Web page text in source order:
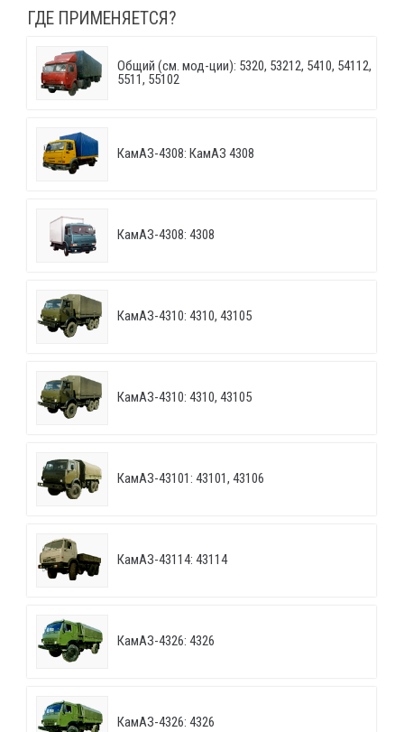
ГДЕ ПРИМЕНЯЕТСЯ?
Общий (см. мод-ции): 5320, 53212, 5410, 54112,
5511, 55102
КамАЗ-4308: КамАЗ 4308
КамАЗ-4308: 4308
КамАЗ-4310: 4310, 43105
КамАЗ-4310: 4310, 43105
КамАЗ-43101: 43101, 43106
КамАЗ-43114: 43114
КамАЗ-4326: 4326
КамАЗ-4326: 4326